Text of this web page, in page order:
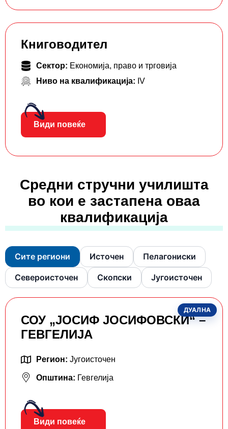
Книговодител
Сектор: Економија, право и трговија
Ниво на квалификација: IV
Види повеќе
Средни стручни училишта
во кои е застапена оваа
квалификација
Сите региони Источен Пелагониски
Североисточен Скопски Југоисточен
ДУАЛНА
СОУ „ЈОСИФ ЈОСИФОВСКИ“ –
ГЕВГЕЛИЈА
Регион: Југоисточен
Општина: Гевгелија
Види повеќе